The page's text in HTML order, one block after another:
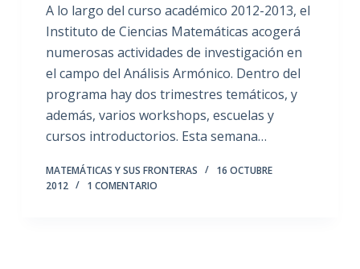
A lo largo del curso académico 2012-2013, el
Instituto de Ciencias Matemáticas acogerá
numerosas actividades de investigación en
el campo del Análisis Armónico. Dentro del
programa hay dos trimestres temáticos, y
además, varios workshops, escuelas y
cursos introductorios. Esta semana…
MATEMÁTICAS Y SUS FRONTERAS
16 OCTUBRE
2012
1 COMENTARIO